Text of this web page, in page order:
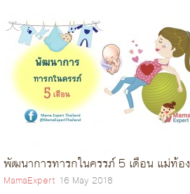
พัฒนาการทารกในครรภ์ 5 เดือน แม่ท้อ
MamaExpert 16 May 2018